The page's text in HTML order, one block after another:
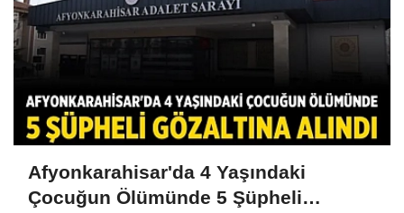
Afyonkarahisar'da 4 Yaşındaki
Çocuğun Ölümünde 5 Şüpheli